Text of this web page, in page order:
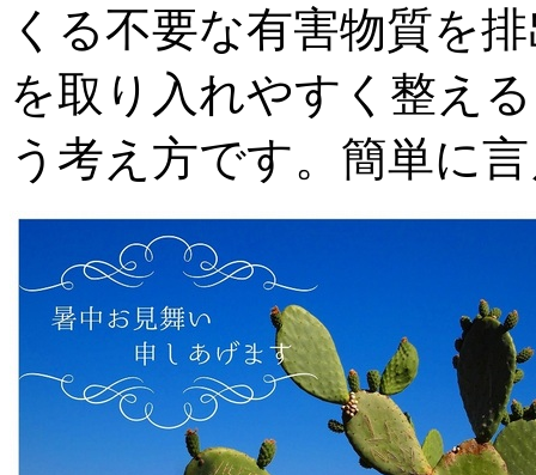
くる不要な有害物質を
を取り入れやすく整え
う考え方です。簡単に